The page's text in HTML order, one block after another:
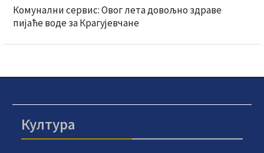
Комунални сервис: Овог лета довољно здраве
пијаће воде за Крагујевчане
Култура